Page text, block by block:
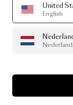
United
English